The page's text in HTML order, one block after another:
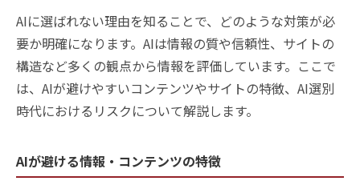
AIに選ばれない理由を知ることで、どのような対策が必
要か明確になります。AIは情報の質や信頼性、サイトの
構造など多くの観点から情報を評価しています。ここで
は、AIが避けやすいコンテンツやサイトの特徴、AI選別
時代におけるリスクについて解説します。
AIが避ける情報・コンテンツの特徴